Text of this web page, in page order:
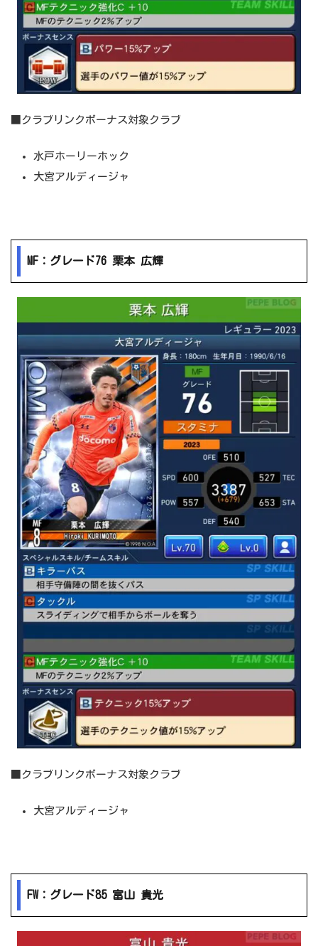
■クラブリンクボーナス対象クラブ
水戸ホーリーホック
大宮アルディージャ
MF：グレード76 栗本 広輝
■クラブリンクボーナス対象クラブ
大宮アルディージャ
FW：グレード85 富山 貴光